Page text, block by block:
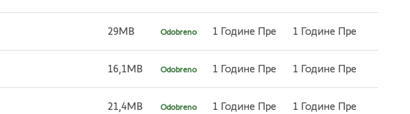
29MB Odobreno 1 Године Пре 1 Године Пре
16,1MB Odobreno 1 Године Пре 1 Године Пре
21,4MB Odobreno 1 Године Пре 1 Године Пре